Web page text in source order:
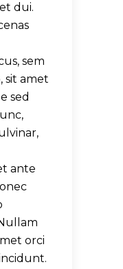
dui.
sem
sit amet
sed
ante
orci